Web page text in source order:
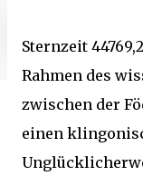
Sternzeit
Rahmen des
zwischen der
einen